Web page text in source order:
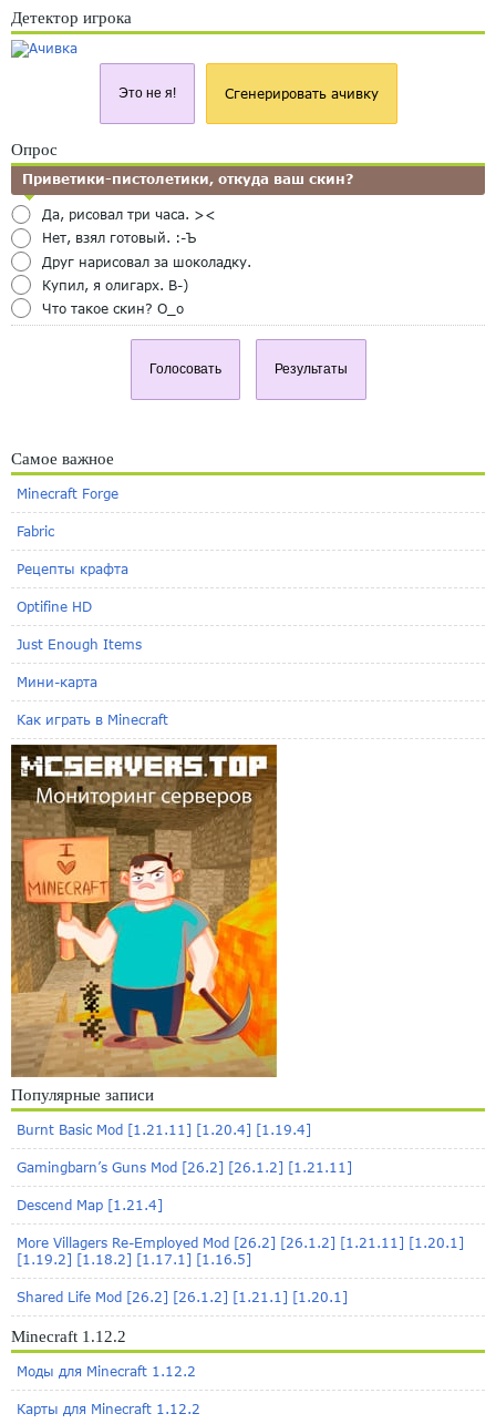
Детектор игрока
Это не я! Сгенерировать ачивку
Опрос
Приветики-пистолетики, откуда ваш скин?
Да, рисовал три часа. ><
Нет, взял готовый. :-Ъ
Друг нарисовал за шоколадку.
Купил, я олигарх. B-)
Что такое скин? O_o
Голосовать Результаты
Самое важное
Minecraft Forge
Fabric
Рецепты крафта
Optifine HD
Just Enough Items
Мини-карта
Как играть в Minecraft
Популярные записи
Burnt Basic Mod [1.21.11] [1.20.4] [1.19.4]
Gamingbarn’s Guns Mod [26.2] [26.1.2] [1.21.11]
Descend Map [1.21.4]
More Villagers Re-Employed Mod [26.2] [26.1.2] [1.21.11] [1.20.1]
[1.19.2] [1.18.2] [1.17.1] [1.16.5]
Shared Life Mod [26.2] [26.1.2] [1.21.1] [1.20.1]
Minecraft 1.12.2
Моды для Minecraft 1.12.2
Карты для Minecraft 1.12.2